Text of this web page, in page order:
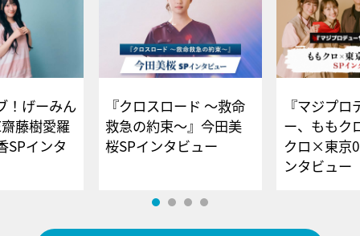
！げーみん
藤樹愛羅
SPインタ
『クロスロード ～救命
救急の約束～』今田美
桜SPインタビュー
『マジプロ
ー、ももク
クロ×東京
ンタビュー